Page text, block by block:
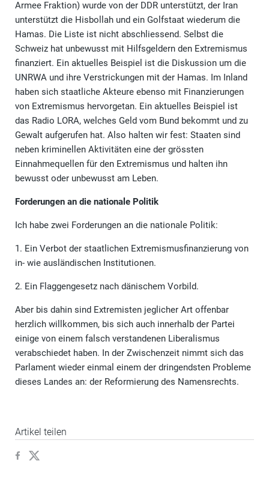
Armee Fraktion) wurde von der DDR unterstützt, der Iran
unterstützt die Hisbollah und ein Golfstaat wiederum die
Hamas. Die Liste ist nicht abschliessend. Selbst die
Schweiz hat unbewusst mit Hilfsgeldern den Extremismus
finanziert. Ein aktuelles Beispiel ist die Diskussion um die
UNRWA und ihre Verstrickungen mit der Hamas. Im Inland
haben sich staatliche Akteure ebenso mit Finanzierungen
von Extremismus hervorgetan. Ein aktuelles Beispiel ist
das Radio LORA, welches Geld vom Bund bekommt und zu
Gewalt aufgerufen hat. Also halten wir fest: Staaten sind
neben kriminellen Aktivitäten eine der grössten
Einnahmequellen für den Extremismus und halten ihn
bewusst oder unbewusst am Leben.
Forderungen an die nationale Politik
Ich habe zwei Forderungen an die nationale Politik:
1. Ein Verbot der staatlichen Extremismusfinanzierung von
in- wie ausländischen Institutionen.
2. Ein Flaggengesetz nach dänischem Vorbild.
Aber bis dahin sind Extremisten jeglicher Art offenbar
herzlich willkommen, bis sich auch innerhalb der Partei
einige von einem falsch verstandenen Liberalismus
verabschiedet haben. In der Zwischenzeit nimmt sich das
Parlament wieder einmal einem der dringendsten Probleme
dieses Landes an: der Reformierung des Namensrechts.
Artikel teilen